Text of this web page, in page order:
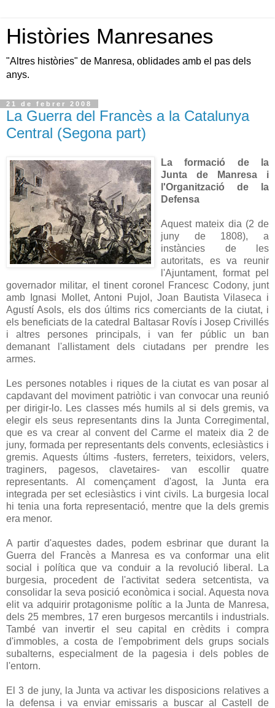
Històries Manresanes
"Altres històries" de Manresa, oblidades amb el pas dels
anys.
21 de febrer 2008
La Guerra del Francès a la Catalunya
Central (Segona part)
La formació de la
Junta de Manresa i
l'Organització de la
Defensa
Aquest mateix dia (2 de
juny de 1808), a
instàncies de les
autoritats, es va reunir
l'Ajuntament, format pel
governador militar, el tinent coronel Francesc Codony, junt
amb Ignasi Mollet, Antoni Pujol, Joan Bautista Vilaseca i
Agustí Asols, els dos últims rics comerciants de la ciutat, i
els beneficiats de la catedral Baltasar Rovís i Josep Crivillés
i altres persones principals, i van fer públic un ban
demanant l'allistament dels ciutadans per prendre les
armes.
Les persones notables i riques de la ciutat es van posar al
capdavant del moviment patriòtic i van convocar una reunió
per dirigir-lo. Les classes més humils al si dels gremis, va
elegir els seus representants dins la Junta Corregimental,
que es va crear al convent del Carme el mateix dia 2 de
juny, formada per representants dels convents, eclesiàstics i
gremis. Aquests últims -fusters, ferreters, teixidors, velers,
traginers, pagesos, clavetaires- van escollir quatre
representants. Al començament d'agost, la Junta era
integrada per set eclesiàstics i vint civils. La burgesia local
hi tenia una forta representació, mentre que la dels gremis
era menor.
A partir d'aquestes dades, podem esbrinar que durant la
Guerra del Francès a Manresa es va conformar una elit
social i política que va conduir a la revolució liberal. La
burgesia, procedent de l'activitat sedera setcentista, va
consolidar la seva posició econòmica i social. Aquesta nova
elit va adquirir protagonisme polític a la Junta de Manresa,
dels 25 membres, 17 eren burgesos mercantils i industrials.
També van invertir el seu capital en crèdits i compra
d'immobles, a costa de l'empobriment dels grups socials
subalterns, especialment de la pagesia i dels pobles de
l'entorn.
El 3 de juny, la Junta va activar les disposicions relatives a
la defensa i va enviar emissaris a buscar al Castell de